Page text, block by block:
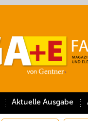
Aktuelle Ausgabe